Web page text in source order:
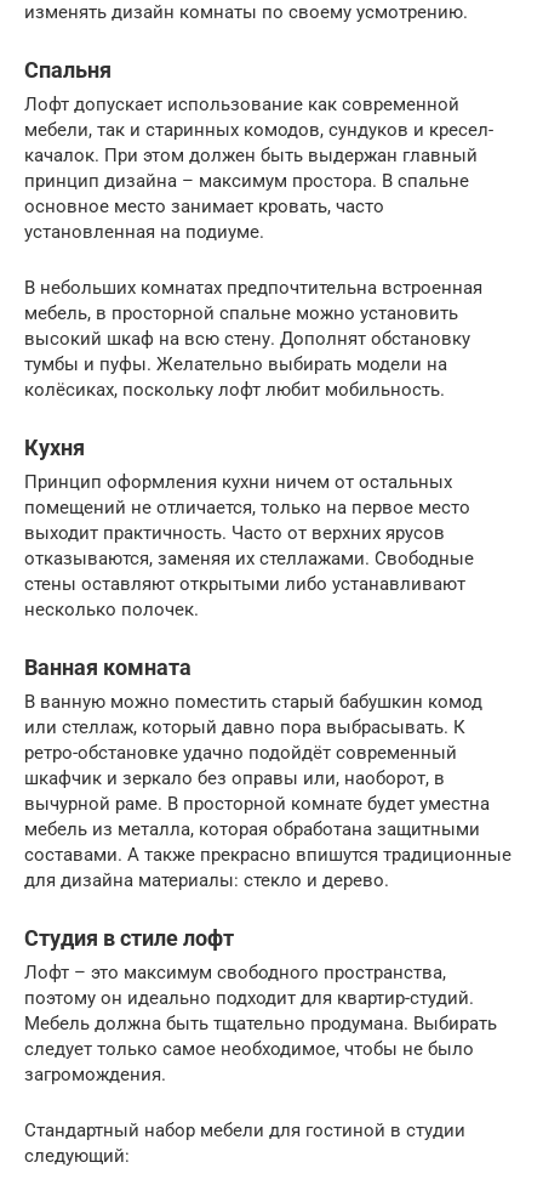
изменять дизайн комнаты по своему усмотрению.
Спальня
Лофт допускает использование как современной
мебели, так и старинных комодов, сундуков и кресел-
качалок. При этом должен быть выдержан главный
принцип дизайна – максимум простора. В спальне
основное место занимает кровать, часто
установленная на подиуме.
В небольших комнатах предпочтительна встроенная
мебель, в просторной спальне можно установить
высокий шкаф на всю стену. Дополнят обстановку
тумбы и пуфы. Желательно выбирать модели на
колёсиках, поскольку лофт любит мобильность.
Кухня
Принцип оформления кухни ничем от остальных
помещений не отличается, только на первое место
выходит практичность. Часто от верхних ярусов
отказываются, заменяя их стеллажами. Свободные
стены оставляют открытыми либо устанавливают
несколько полочек.
Ванная комната
В ванную можно поместить старый бабушкин комод
или стеллаж, который давно пора выбрасывать. К
ретро-обстановке удачно подойдёт современный
шкафчик и зеркало без оправы или, наоборот, в
вычурной раме. В просторной комнате будет уместна
мебель из металла, которая обработана защитными
составами. А также прекрасно впишутся традиционные
для дизайна материалы: стекло и дерево.
Студия в стиле лофт
Лофт – это максимум свободного пространства,
поэтому он идеально подходит для квартир-студий.
Мебель должна быть тщательно продумана. Выбирать
следует только самое необходимое, чтобы не было
загромождения.
Стандартный набор мебели для гостиной в студии
следующий: